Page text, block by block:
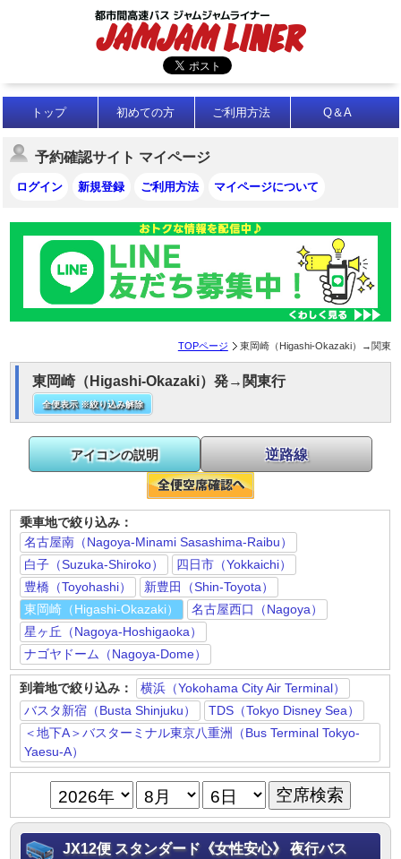
トップ 初めての方 ご利用方法 Q＆A
予約確認サイト マイページ
ログイン 新規登録 ご利用方法 マイページについて
TOPページ 東岡崎（Higashi-Okazaki）→関東
東岡崎（Higashi-Okazaki）発→関東行
全便表示 ※絞り込み解除
乗車地で絞り込み：
名古屋南（Nagoya-Minami Sasashima-Raibu）
白子（Suzuka-Shiroko）
四日市（Yokkaichi）
豊橋（Toyohashi）
新豊田（Shin-Toyota）
東岡崎（Higashi-Okazaki）
名古屋西口（Nagoya）
星ヶ丘（Nagoya-Hoshigaoka）
ナゴヤドーム（Nagoya-Dome）
到着地で絞り込み：
横浜（Yokohama City Air Terminal）
バスタ新宿（Busta Shinjuku）
TDS（Tokyo Disney Sea）
＜地下A＞バスターミナル東京八重洲（Bus Terminal Tokyo-
Yaesu-A）
アイコンの説明 逆路線
JX12便 スタンダード《女性安心》 夜行バス